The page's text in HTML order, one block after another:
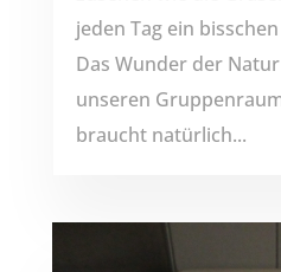
jeden Tag ein
Das Wunder der
unseren
braucht natürlich...